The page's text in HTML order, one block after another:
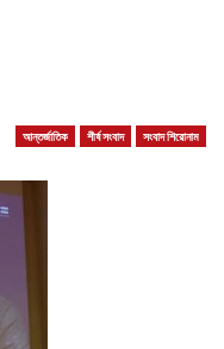
আন্তর্জাতিক শীর্ষ সংবাদ সংবাদ শিরোনাম